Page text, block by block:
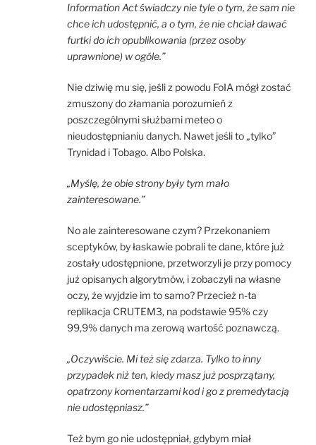
Information Act świadczy nie tyle o tym, że sam nie
chce ich udostępnić, a o tym, że nie chciał dawać
furtki do ich opublikowania (przez osoby
uprawnione) w ogóle.”
Nie dziwię mu się, jeśli z powodu FoIA mógł zostać
zmuszony do złamania porozumień z
poszczególnymi służbami meteo o
nieudostępnianiu danych. Nawet jeśli to „tylko”
Trynidad i Tobago. Albo Polska.
„Myślę, że obie strony były tym mało
zainteresowane.”
No ale zainteresowane czym? Przekonaniem
sceptyków, by łaskawie pobrali te dane, które już
zostały udostępnione, przetworzyli je przy pomocy
już opisanych algorytmów, i zobaczyli na własne
oczy, że wyjdzie im to samo? Przecież n-ta
replikacja CRUTEM3, na podstawie 95% czy
99,9% danych ma zerową wartość poznawczą.
„Oczywiście. Mi też się zdarza. Tylko to inny
przypadek niż ten, kiedy masz już posprzątany,
opatrzony komentarzami kod i go z premedytacją
nie udostępniasz.”
Też bym go nie udostępniał, gdybym miał